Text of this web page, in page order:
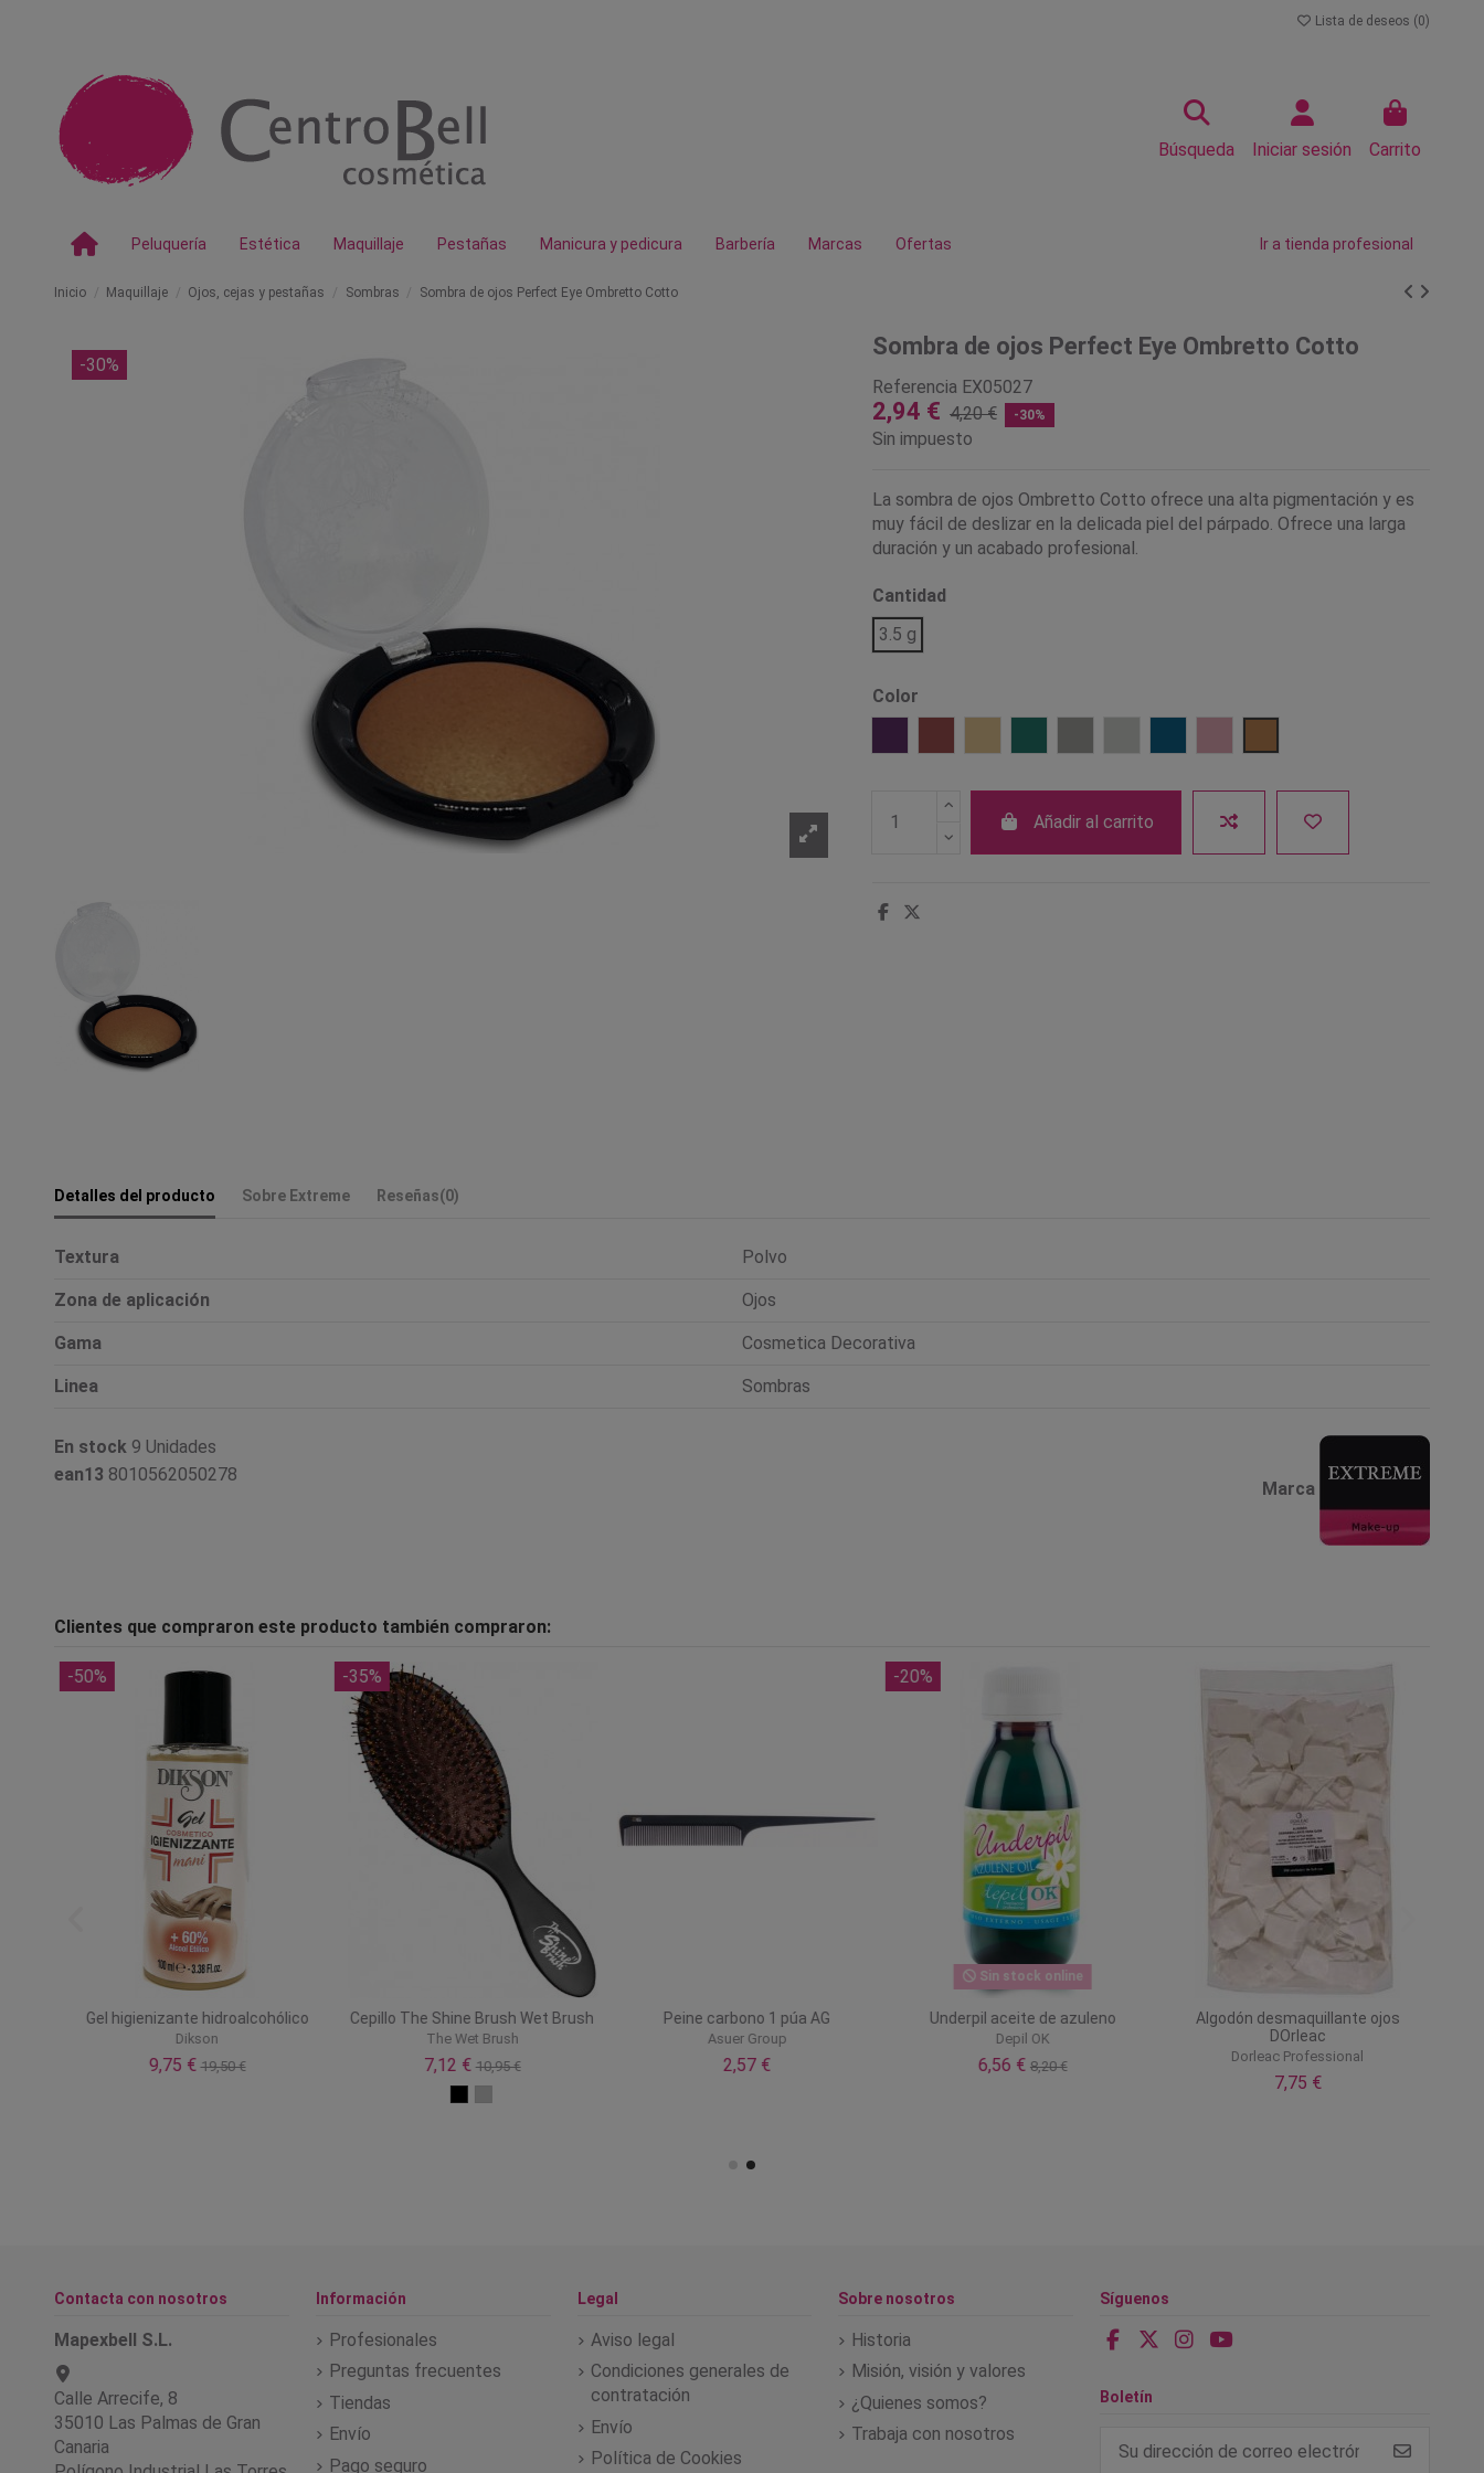
Lista de deseos (0)
Búsqueda Iniciar sesión Carrito
Peluquería Estética Maquillaje Pestañas Manicura y pedicura Barbería Marcas Ofertas Ir a tienda profesional
Inicio Maquillaje Ojos, cejas y pestañas Sombras Sombra de ojos Perfect Eye Ombretto Cotto
-30%
Sombra de ojos Perfect Eye Ombretto Cotto
Referencia EX05027
2,94 € 4,20 € -30%
Sin impuesto
La sombra de ojos Ombretto Cotto ofrece una alta pigmentación y es
muy fácil de deslizar en la delicada piel del párpado. Ofrece una larga
duración y un acabado profesional.
Cantidad
3.5 g
Color
Añadir al carrito
Detalles del producto Sobre Extreme Reseñas(0)
Textura Polvo
Zona de aplicación Ojos
Gama Cosmetica Decorativa
Linea Sombras
Marca
En stock 9 Unidades
ean13 8010562050278
Clientes que compraron este producto también compraron:
-50%
Gel higienizante hidroalcohólico
Dikson
9,75 €19,50 €
-35%
Cepillo The Shine Brush Wet Brush
The Wet Brush
7,12 €10,95 €
Peine carbono 1 púa AG
Asuer Group
2,57 €
-20%
Sin stock online
Underpil aceite de azuleno
Depil OK
6,56 €8,20 €
Algodón desmaquillante ojos
DOrleac
Dorleac Professional
7,75 €
Contacta con nosotros
Mapexbell S.L.
Calle Arrecife, 8
35010 Las Palmas de Gran
Canaria
Información
Profesionales
Preguntas frecuentes
Tiendas
Envío
Pago seguro
Legal
Aviso legal
Condiciones generales de
contratación
Envío
Política de Cookies
Sobre nosotros
Historia
Misión, visión y valores
¿Quienes somos?
Trabaja con nosotros
Síguenos
Boletín